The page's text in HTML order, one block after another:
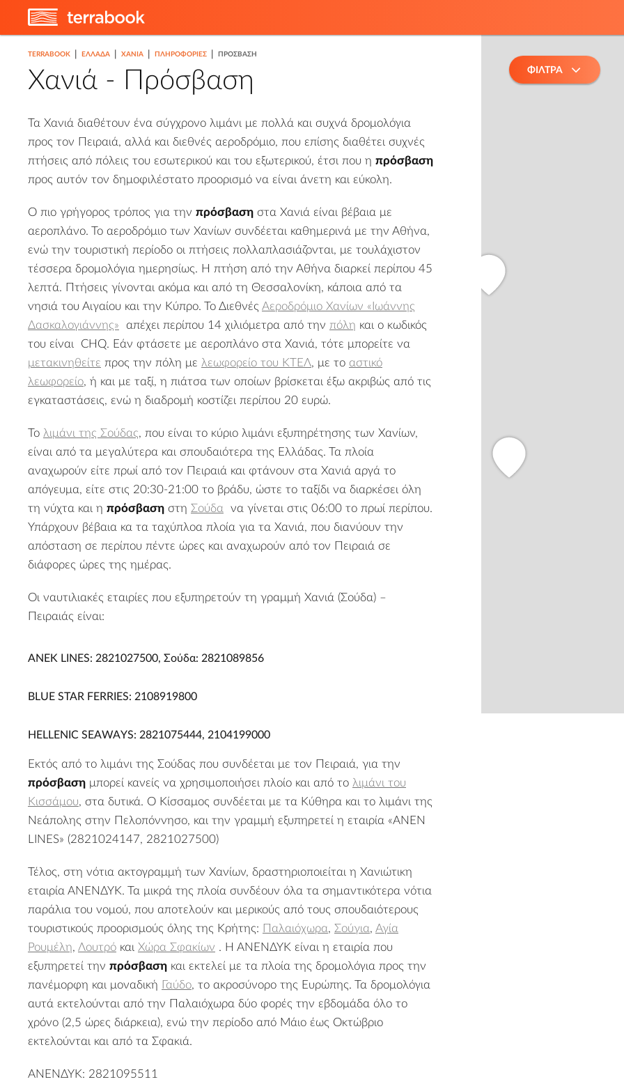
TERRABOOK ΕΛΛΑΔΑ ΧΑΝΙΆ ΠΛΗΡΟΦΟΡΊΕΣ ΠΡΌΣΒΑΣΗ
Χανιά - Πρόσβαση
Τα Χανιά διαθέτουν ένα σύγχρονο λιμάνι με πολλά και συχνά δρομολόγια
προς τον Πειραιά, αλλά και διεθνές αεροδρόμιο, που επίσης διαθέτει συχνές
πτήσεις από πόλεις του εσωτερικού και του εξωτερικού, έτσι που η πρόσβαση
προς αυτόν τον δημοφιλέστατο προορισμό να είναι άνετη και εύκολη.
Ο πιο γρήγορος τρόπος για την πρόσβαση στα Χανιά είναι βέβαια με
αεροπλάνο. Το αεροδρόμιο των Χανίων συνδέεται καθημερινά με την Αθήνα,
ενώ την τουριστική περίοδο οι πτήσεις πολλαπλασιάζονται, με τουλάχιστον
τέσσερα δρομολόγια ημερησίως. Η πτήση από την Αθήνα διαρκεί περίπου 45
λεπτά. Πτήσεις γίνονται ακόμα και από τη Θεσσαλονίκη, κάποια από τα
νησιά του Αιγαίου και την Κύπρο. Το Διεθνές Αεροδρόμιο Χανίων «Ιωάννης
Δασκαλογιάννης» απέχει περίπου 14 χιλιόμετρα από την πόλη και ο κωδικός
του είναι CHQ. Εάν φτάσετε με αεροπλάνο στα Χανιά, τότε μπορείτε να
μετακινηθείτε προς την πόλη με λεωφορείο του ΚΤΕΛ, με το αστικό
λεωφορείο, ή και με ταξί, η πιάτσα των οποίων βρίσκεται έξω ακριβώς από τις
εγκαταστάσεις, ενώ η διαδρομή κοστίζει περίπου 20 ευρώ.
Το λιμάνι της Σούδας, που είναι το κύριο λιμάνι εξυπηρέτησης των Χανίων,
είναι από τα μεγαλύτερα και σπουδαιότερα της Ελλάδας. Τα πλοία
αναχωρούν είτε πρωί από τον Πειραιά και φτάνουν στα Χανιά αργά το
απόγευμα, είτε στις 20:30-21:00 το βράδυ, ώστε το ταξίδι να διαρκέσει όλη
τη νύχτα και η πρόσβαση στη Σούδα να γίνεται στις 06:00 το πρωί περίπου.
Υπάρχουν βέβαια κα τα ταχύπλοα πλοία για τα Χανιά, που διανύουν την
απόσταση σε περίπου πέντε ώρες και αναχωρούν από τον Πειραιά σε
διάφορες ώρες της ημέρας.
Οι ναυτιλιακές εταιρίες που εξυπηρετούν τη γραμμή Χανιά (Σούδα) –
Πειραιάς είναι:
ANEK LINES: 2821027500, Σούδα: 2821089856
BLUE STAR FERRIES: 2108919800
HELLENIC SEAWAYS: 2821075444, 2104199000
Εκτός από το λιμάνι της Σούδας που συνδέεται με τον Πειραιά, για την
πρόσβαση μπορεί κανείς να χρησιμοποιήσει πλοίο και από το λιμάνι του
Κισσάμου, στα δυτικά. Ο Κίσσαμος συνδέεται με τα Κύθηρα και το λιμάνι της
Νεάπολης στην Πελοπόννησο, και την γραμμή εξυπηρετεί η εταιρία «ANEN
LINES» (2821024147, 2821027500)
Τέλος, στη νότια ακτογραμμή των Χανίων, δραστηριοποιείται η Χανιώτικη
εταιρία ΑΝΕΝΔΥΚ. Τα μικρά της πλοία συνδέουν όλα τα σημαντικότερα νότια
παράλια του νομού, που αποτελούν και μερικούς από τους σπουδαιότερους
τουριστικούς προορισμούς όλης της Κρήτης: Παλαιόχωρα, Σούγια, Αγία
Ρουμέλη, Λουτρό και Χώρα Σφακίων . Η ΑΝΕΝΔΥΚ είναι η εταιρία που
εξυπηρετεί την πρόσβαση και εκτελεί με τα πλοία της δρομολόγια προς την
πανέμορφη και μοναδική Γαύδο, το ακροσύνορο της Ευρώπης. Τα δρομολόγια
αυτά εκτελούνται από την Παλαιόχωρα δύο φορές την εβδομάδα όλο το
χρόνο (2,5 ώρες διάρκεια), ενώ την περίοδο από Μάιο έως Οκτώβριο
εκτελούνται και από τα Σφακιά.
ΑΝΕΝΔΥΚ: 2821095511
ΦΙΛΤΡΑ